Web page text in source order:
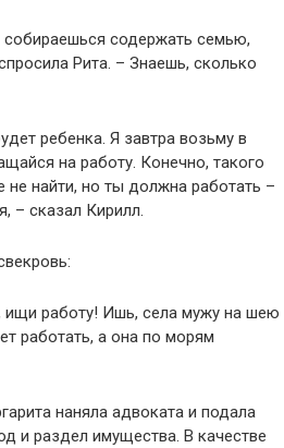
собираешься содержать семью,
Рита. – Знаешь, сколько
ребенка. Я завтра возьму в
на работу. Конечно, такого
не найти, но ты должна работать –
– сказал Кирилл.
ищи работу! Ишь, села мужу на шею
работать, а она по морям
наняла адвоката и подала
и раздел имущества. В качестве